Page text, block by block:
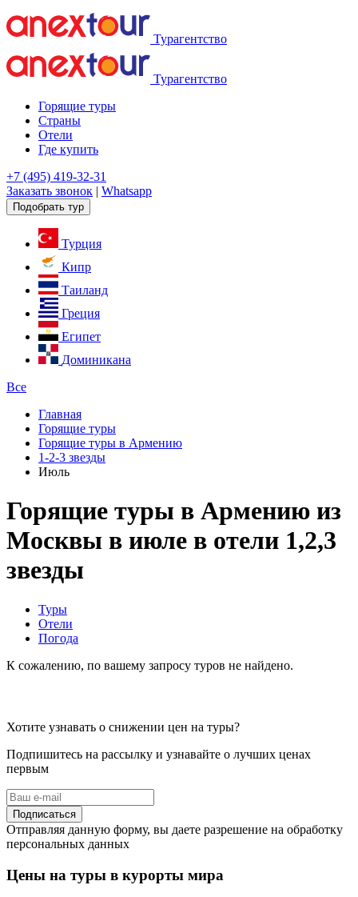
Турагентство
Турагентство
Горящие туры
Страны
Отели
Где купить
+7 (495) 419-32-31
Заказать звонок | Whatsapp
Подобрать тур
Турция
Кипр
Таиланд
Греция
Египет
Доминикана
Все
Главная
Горящие туры
Горящие туры в Армению
1-2-3 звезды
Июль
Горящие туры в Армению из
Москвы в июле в отели 1,2,3
звезды
Туры
Отели
Погода
К сожалению, по вашему запросу туров не найдено.
Хотите узнавать о снижении цен на туры?
Подпишитесь на рассылку и узнавайте о лучших ценах
первым
Подписаться
Отправляя данную форму, вы даете разрешение на обработку
персональных данных
Цены на туры в курорты мира